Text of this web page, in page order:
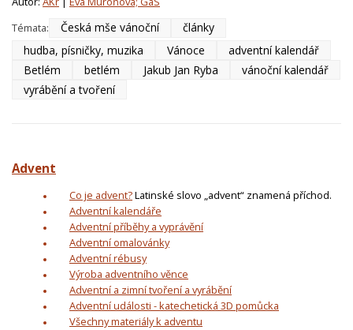
Témata:
Česká mše vánoční
články
hudba, písničky, muzika
Vánoce
adventní kalendář
Betlém
betlém Jakub Jan Ryba
vánoční kalendář
vyrábění a tvoření
Advent
Co je advent?Latinské slovo „advent“ znamená příchod.
Adventní kalendáře
Adventní příběhy a vyprávění
Adventní omalovánky
Adventní rébusy
Výroba adventního věnce
Adventní a zimní tvoření a vyrábění
Adventní události - katechetická 3D pomůcka
Všechny materiály k adventu